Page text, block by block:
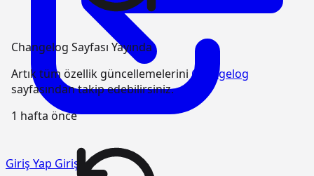
Changelog Sayfası Yayında
Artık tüm özellik güncellemeleriniChangelog
sayfasından takip edebilirsiniz.
1 hafta önce
Giriş Yap Giriş